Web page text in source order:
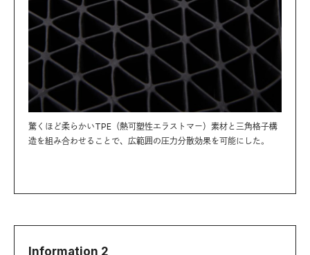
驚くほど柔らかいTPE（熱可塑性エラストマー）素材と三角格子構
造を組み合わせることで、広範囲の圧力分散効果を可能にした。
Information 2